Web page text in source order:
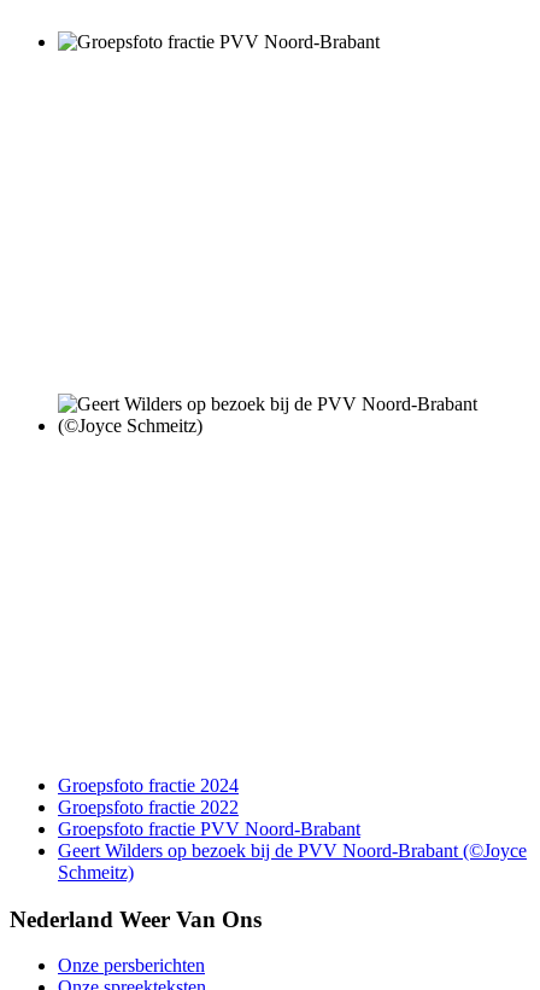
Groepsfoto fractie 2024
Groepsfoto fractie 2022
Groepsfoto fractie PVV Noord-Brabant
Geert Wilders op bezoek bij de PVV Noord-Brabant (©Joyce
Schmeitz)
Nederland Weer Van Ons
Onze persberichten